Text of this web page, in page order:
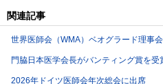
関連記事
世界医師会（WMA）ベオグラード理事
門脇日本医学会長がバンティング賞を受
2026年ドイツ医師会年次総会に出席